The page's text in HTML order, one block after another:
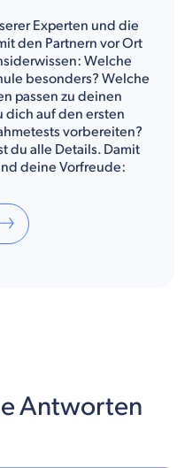
Experten und die
den Partnern vor Ort
Welche
besonders? Welche
passen zu deinen
dich auf den ersten
vorbereiten?
du alle Details. Damit
deine Vorfreude:
Antworten